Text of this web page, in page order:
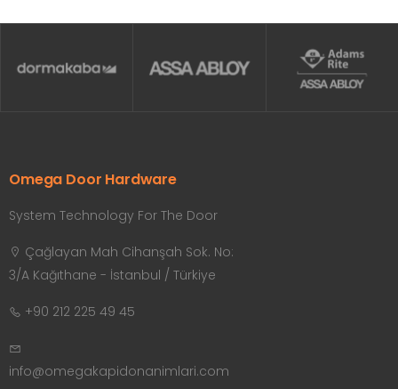
Omega Door Hardware
System Technology For The Door
Çağlayan Mah Cihanşah Sok. No:
3/A Kağıthane - İstanbul / Türkiye
+90 212 225 49 45
info@omegakapidonanimlari.com